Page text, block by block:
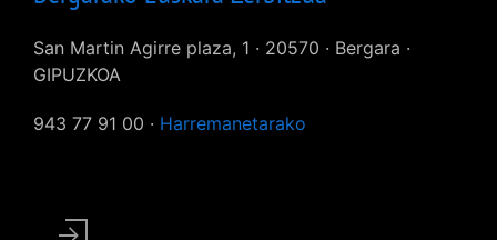
San Martin Agirre plaza, 1 · 20570 · Bergara ·
GIPUZKOA
943 77 91 00 · Harremanetarako
User